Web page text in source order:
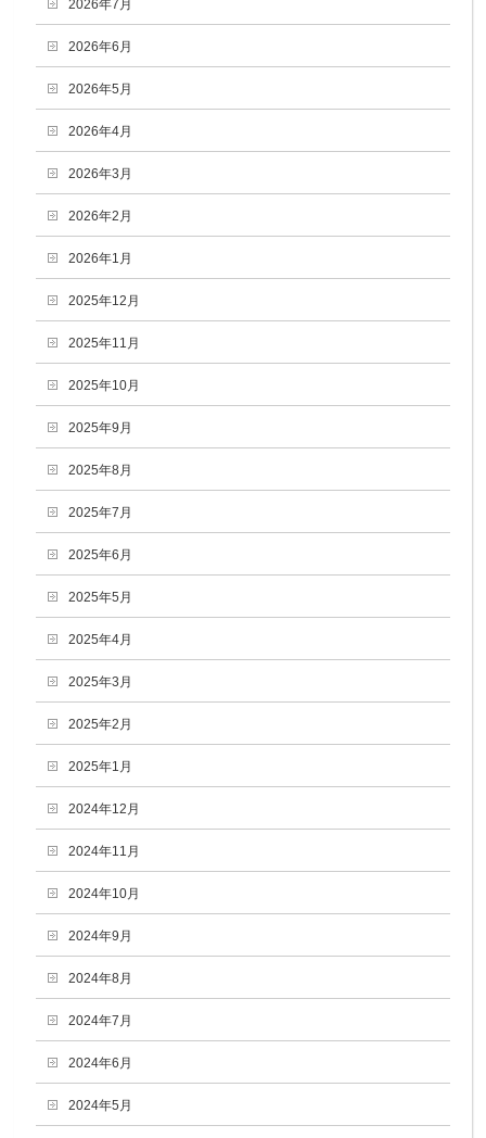
2026年7月
2026年6月
2026年5月
2026年4月
2026年3月
2026年2月
2026年1月
2025年12月
2025年11月
2025年10月
2025年9月
2025年8月
2025年7月
2025年6月
2025年5月
2025年4月
2025年3月
2025年2月
2025年1月
2024年12月
2024年11月
2024年10月
2024年9月
2024年8月
2024年7月
2024年6月
2024年5月